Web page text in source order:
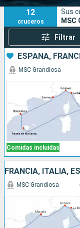
12
cruceros
Sus
Filtrar
ESPAÑA,
Comidas incluidas
MSC Grandiosa
FRANCIA, ITALIA,
MSC Grandiosa